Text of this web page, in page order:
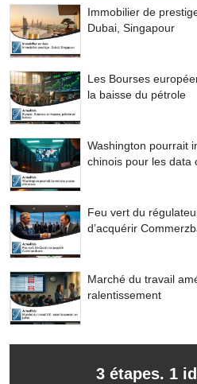
Immobilier de
Dubai, Singapour
Les Bourses
la baisse du pétrole
Washington pourrait
chinois pour les data
Feu vert du
d’acquérir
Marché du travail
ralentissement
3 étapes. 1